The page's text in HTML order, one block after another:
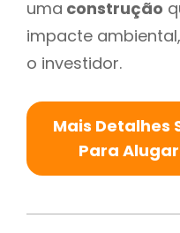
uma construção
impacte
o investidor.
Mais Detalhes
Para